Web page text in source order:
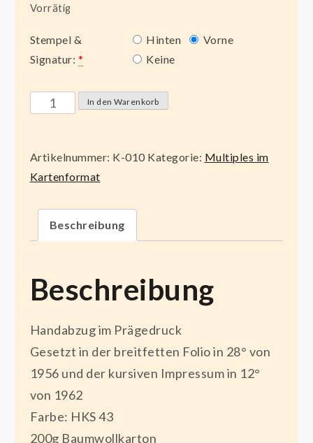
Vorrätig
Stempel &
Signatur: *
Hinten
Vorne
Keine
Reden
Menge
In den Warenkorb
Artikelnummer: K-010 Kategorie: Multiples im
Kartenformat
Beschreibung
Beschreibung
Handabzug im Prägedruck
Gesetzt in der breitfetten Folio in 28° von
1956 und der kursiven Impressum in 12°
von 1962
Farbe: HKS 43
200g Baumwollkarton